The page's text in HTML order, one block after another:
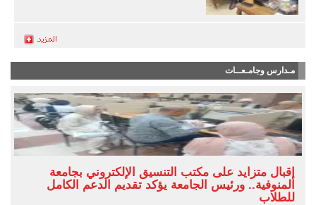
مـدارس وجامـعــات
إقبال متزايد على مكتب التنسيق الإلكتروني بجامعة
المنوفية.. ورئيس الجامعة يؤكد تقديم الدعم الكامل
للطلاب